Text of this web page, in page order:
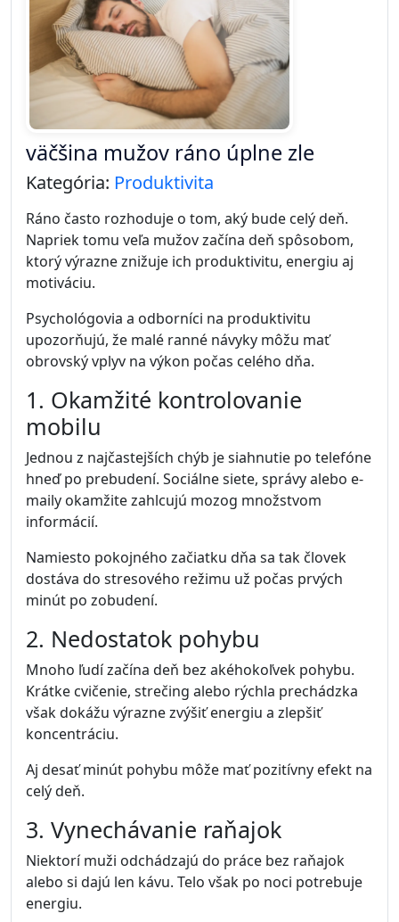
Takmer každý človek sa niekedy stretol s tým, že
odkladal dôležitú úlohu na neskôr. Tento jav sa
nazývaprokrastináciaa je oveľa bežnejší, než si
mnohí myslia.
Nejde pritom o lenivosť. Prokrastinácia je často
výsledkom psychologických mechanizmov, ktoré
ovplyvňujú naše rozhodovanie a správanie.
Čo je prokrastinácia
Prokrastinácia znamená odkladanie úloh, ktoré sú
dôležité alebo potrebné, a ich nahrádzanie menej
dôležitými aktivitami.
kontroluje emaily, upratuje pracovný stôl alebo
trávi čas na sociálnych sieťach.
Najčastejšie dôvody odkladania
Strach zo zlyhania
Ak je úloha dôležitá, môže v nás vyvolávať obavy z
toho, že ju nezvládneme dostatočne dobre.
Odkladanie potom slúži ako spôsob, ako sa tomuto
pocitu vyhnúť.
Perfekcionisti majú často pocit, že výsledok musí
byť dokonalý. To môže viesť k tomu, že začiatok
práce neustále odkladajú.
Príliš veľká úloha
Ak je úloha príliš veľká alebo nejasná, mozog ju
vníma ako náročnú. Vtedy sa často snažíme vybrať
jednoduchšiu činnosť.
Nedostatok energie
Únava, stres alebo nedostatok spánku môžu
Celý článok